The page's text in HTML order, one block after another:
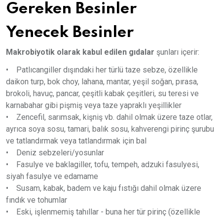
Gereken Besinler
Yenecek Besinler
Makrobiyotik olarak kabul edilen gıdalar şunları içerir:
• Patlıcangiller dışındaki her türlü taze sebze, özellikle
daikon turp, bok choy, lahana, mantar, yeşil soğan, pırasa,
brokoli, havuç, pancar, çeşitli kabak çeşitleri, su teresi ve
karnabahar gibi pişmiş veya taze yapraklı yeşillikler
• Zencefil, sarımsak, kişniş vb. dahil olmak üzere taze otlar,
ayrıca soya sosu, tamari, balık sosu, kahverengi pirinç şurubu
ve tatlandırmak veya tatlandırmak için bal
• Deniz sebzeleri/yosunlar
• Fasulye ve baklagiller, tofu, tempeh, adzuki fasulyesi,
siyah fasulye ve edamame
• Susam, kabak, badem ve kaju fıstığı dahil olmak üzere
fındık ve tohumlar
• Eski, işlenmemiş tahıllar - buna her tür pirinç (özellikle